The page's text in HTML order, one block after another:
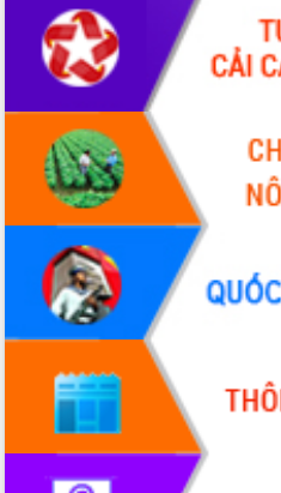
ALBUM ẢNH
LIÊN KẾT WEB